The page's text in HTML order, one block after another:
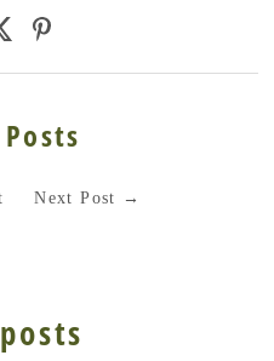
Next Post →